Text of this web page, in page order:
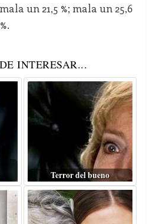
un 21,5 %; mala un 25,6
INTERESAR...
Terror del bueno